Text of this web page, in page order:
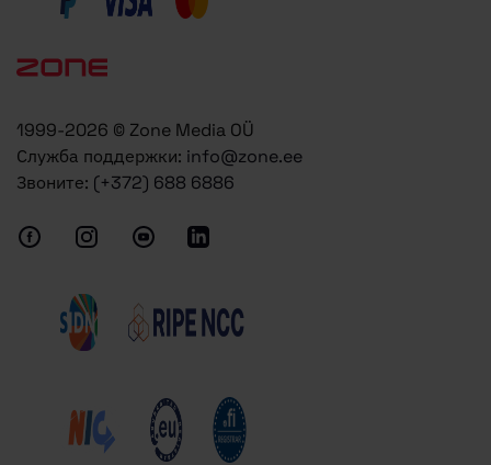
1999-2026 © Zone Media OÜ
Служба поддержки: info@zone.ee
Звоните: (+372) 688 6886